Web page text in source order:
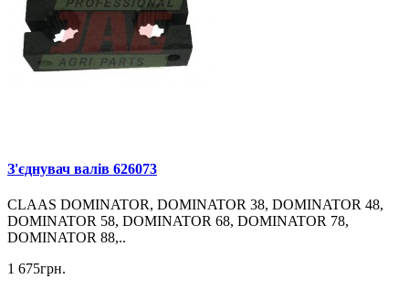
З'єднувач валів 626073
CLAAS DOMINATOR, DOMINATOR 38, DOMINATOR 48,
DOMINATOR 58, DOMINATOR 68, DOMINATOR 78,
DOMINATOR 88,..
1 675грн.